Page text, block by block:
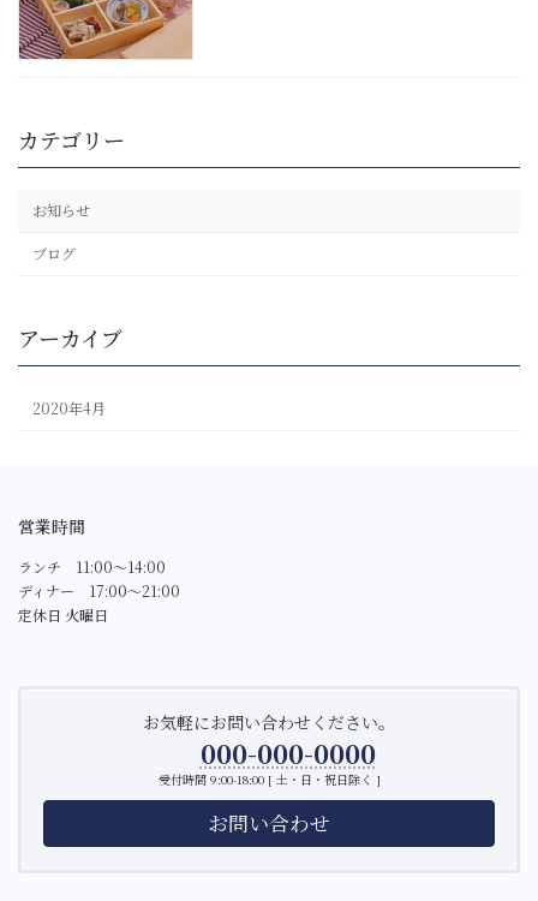
カテゴリー
お知らせ
ブログ
アーカイブ
2020年4月
営業時間
ランチ 11:00〜14:00
ディナー 17:00〜21:00
定休日 火曜日
お気軽にお問い合わせください。
000-000-0000
受付時間 9:00-18:00 [ 土・日・祝日除く ]
お問い合わせ